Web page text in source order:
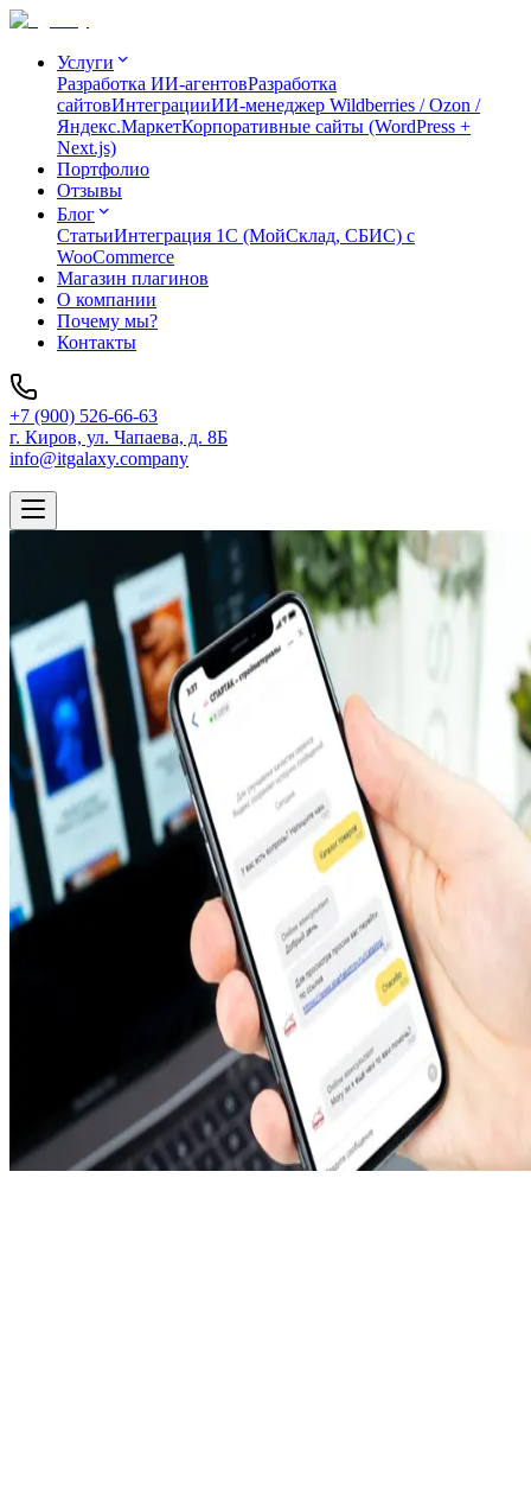
Услуги
Разработка ИИ-агентовРазработка
сайтовИнтеграцииИИ-менеджер Wildberries / Ozon /
Яндекс.МаркетКорпоративные сайты (WordPress +
Next.js)
Портфолио
Отзывы
Блог
СтатьиИнтеграция 1C (МойСклад, СБИС) с
WooCommerce
Магазин плагинов
О компании
Почему мы?
Контакты
+7 (900) 526-66-63
г. Киров, ул. Чапаева, д. 8Б
info@itgalaxy.company